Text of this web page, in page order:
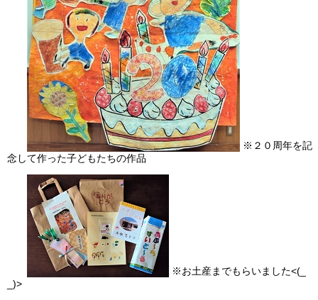
※２０周年を記
念して作った子どもたちの作品
※お土産までもらいました<(_
_)>